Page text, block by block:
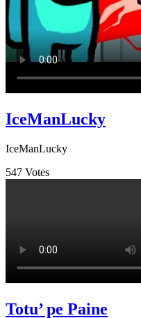
IceManLucky
IceManLucky
547 Votes
Totu’ pe Paine